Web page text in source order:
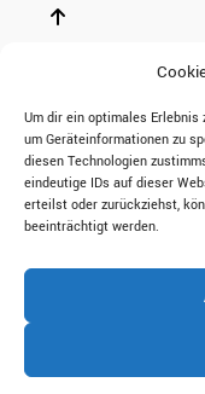
Um dir ein optimales Erlebnis
um Geräteinformationen zu
diesen Technologien
eindeutige IDs auf dieser
erteilst oder zurückziehst,
beeinträchtigt werden.